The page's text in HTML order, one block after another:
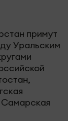
примут
Уральским
Самарская